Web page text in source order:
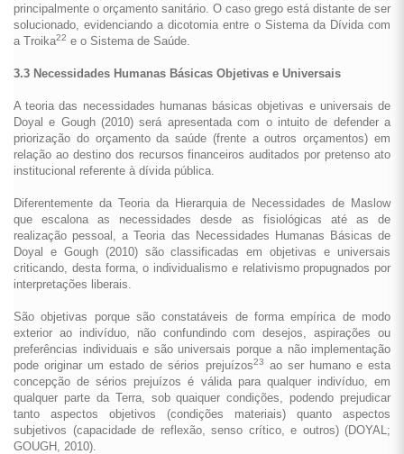
principalmente o orçamento sanitário. O caso grego está distante de ser
solucionado, evidenciando a dicotomia entre o Sistema da Dívida com
a Troika22 e o Sistema de Saúde.
3.3 Necessidades Humanas Básicas Objetivas e Universais
A teoria das necessidades humanas básicas objetivas e universais de
Doyal e Gough (2010) será apresentada com o intuito de defender a
priorização do orçamento da saúde (frente a outros orçamentos) em
relação ao destino dos recursos financeiros auditados por pretenso ato
institucional referente à dívida pública.
Diferentemente da Teoria da Hierarquia de Necessidades de Maslow
que escalona as necessidades desde as fisiológicas até as de
realização pessoal, a Teoria das Necessidades Humanas Básicas de
Doyal e Gough (2010) são classificadas em objetivas e universais
criticando, desta forma, o individualismo e relativismo propugnados por
interpretações liberais.
São objetivas porque são constatáveis de forma empírica de modo
exterior ao indivíduo, não confundindo com desejos, aspirações ou
preferências individuais e são universais porque a não implementação
pode originar um estado de sérios prejuízos23
ao ser humano e esta
concepção de sérios prejuízos é válida para qualquer indivíduo, em
qualquer parte da Terra, sob quaiquer condições, podendo prejudicar
tanto aspectos objetivos (condições materiais) quanto aspectos
subjetivos (capacidade de reflexão, senso crítico, e outros) (DOYAL;
GOUGH, 2010).